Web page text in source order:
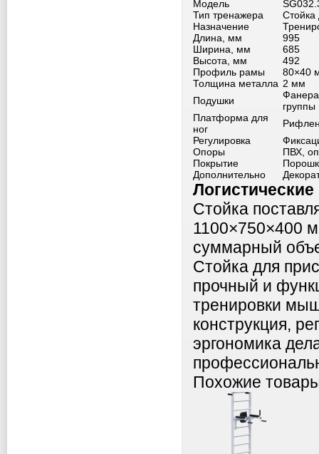
Модель
Тип тренажера
Стойка
Назначение
Длина, мм
995
Ширина, мм
685
Высота, мм
492
Профиль рамы
80×40
Толщина металла 2 мм
Подушки
Фанера
группы
Платформа для
ног
Регулировка
Опоры
ПВХ,
Покрытие
Дополнительно
Стойка
1100×750×400
суммарный
Стойка для
прочный и
тренировки
конструкция,
эргономика
Похожие